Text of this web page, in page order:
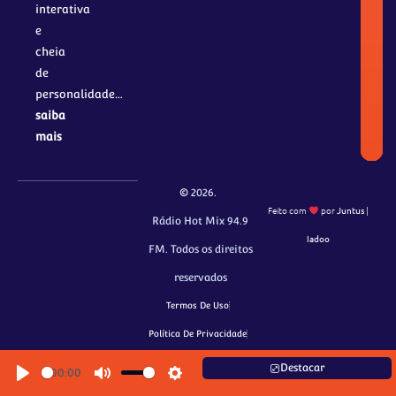
interativa
e
cheia
de
personalidade…
saiba
mais
© 2026.
Rádio Hot Mix 94.9
FM. Todos os direitos
reservados
Termos De Uso
Política De Privacidade
Política De Cookie
Feito com porJuntus|
Iadoo
00:00 Destacar